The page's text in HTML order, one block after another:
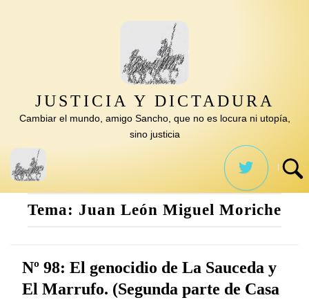
JUSTICIA Y DICTADURA
Cambiar el mundo, amigo Sancho, que no es locura ni utopía,
sino justicia
Tema: Juan León Miguel Moriche
Nº 98: El genocidio de La Sauceda y
El Marrufo. (Segunda parte de Casa